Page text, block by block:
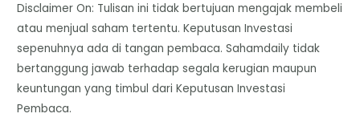
Disclaimer On: Tulisan ini tidak bertujuan mengajak membeli
atau menjual saham tertentu. Keputusan Investasi
sepenuhnya ada di tangan pembaca. Sahamdaily tidak
bertanggung jawab terhadap segala kerugian maupun
keuntungan yang timbul dari Keputusan Investasi
Pembaca.